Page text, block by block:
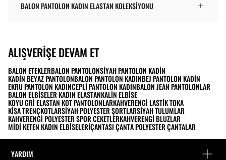
BALON PANTOLON KADIN ELASTAN KOLEKSIYONU
ALIŞVERIŞE DEVAM ET
BALON ETEKLERBALON PANTOLONSIYAH PANTOLON KADIN
KADIN BEYAZ PANTOLONBALON PANTOLON KADINBEJ PANTOLON KADIN
EKRU PANTOLON KADINCEPLI PANTOLON KADINBALON JEAN PANTOLONLAR
BALON ELBISELER KADIN ELASTANKALIN ELBISE
KOYU GRI ELASTAN KOT PANTOLONLARKAHVERENGI LASTIK TOKA
KISA TRENÇKOTLARSIYAH POLYESTER ŞORTLARSIYAH TULUMLAR
KAHVERENGI POLYESTER SPOR CEKETLERKAHVERENGI BLUZLAR
MIDI KETEN KADIN ELBISELERIÇANTASI ÇANTA POLYESTER ÇANTALAR
YARDIM